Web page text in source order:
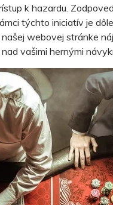
k hazardu.
týchto iniciatív je
webovej stránke
vašimi hernými